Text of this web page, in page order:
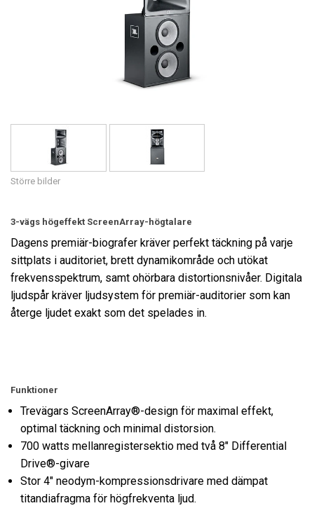
Större bilder
3-vägs högeffekt ScreenArray-högtalare
Dagens premiär-biografer kräver perfekt täckning på varje
sittplats i auditoriet, brett dynamikområde och utökat
frekvensspektrum, samt ohörbara distortionsnivåer. Digitala
ljudspår kräver ljudsystem för premiär-auditorier som kan
återge ljudet exakt som det spelades in.
Funktioner
Trevägars ScreenArray®-design för maximal effekt,
optimal täckning och minimal distorsion.
700 watts mellanregistersektio med två 8" Differential
Drive®-givare
Stor 4" neodym-kompressionsdrivare med dämpat
titandiafragma för högfrekventa ljud.